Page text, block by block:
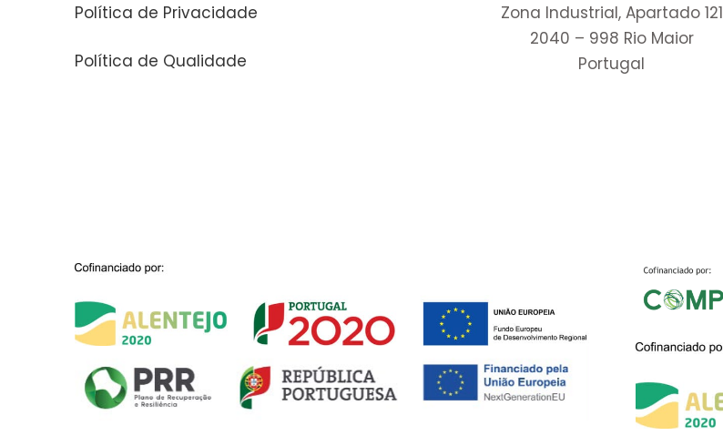
Política de Privacidade
Política de Qualidade
Zona Industrial, Apartado 121
2040 – 998 Rio Maior
Portugal